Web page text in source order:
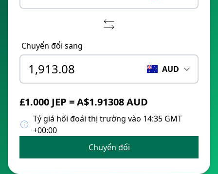
Chuyển đổi sang
AUD
£1.000 JEP = A$1.91308 AUD
Tỷ giá hối đoái thị trường vào 14:35 GMT
+00:00
Chuyển đổi